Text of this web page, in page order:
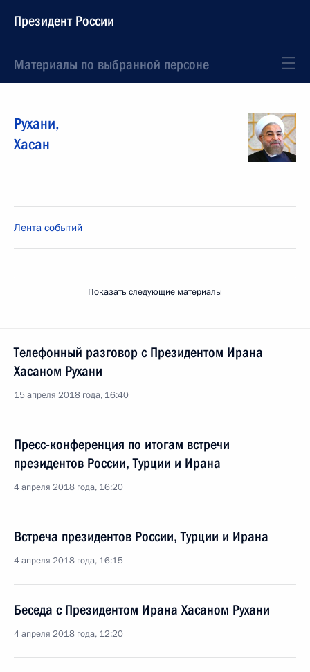
Президент России
Материалы по выбранной персоне
Рухани,
Хасан
Лента событий
Показать следующие материалы
Телефонный разговор с Президентом Ирана
Хасаном Рухани
15 апреля 2018 года, 16:40
Пресс-конференция по итогам встречи
президентов России, Турции и Ирана
4 апреля 2018 года, 16:20
Встреча президентов России, Турции и Ирана
4 апреля 2018 года, 16:15
Беседа с Президентом Ирана Хасаном Рухани
4 апреля 2018 года, 12:20